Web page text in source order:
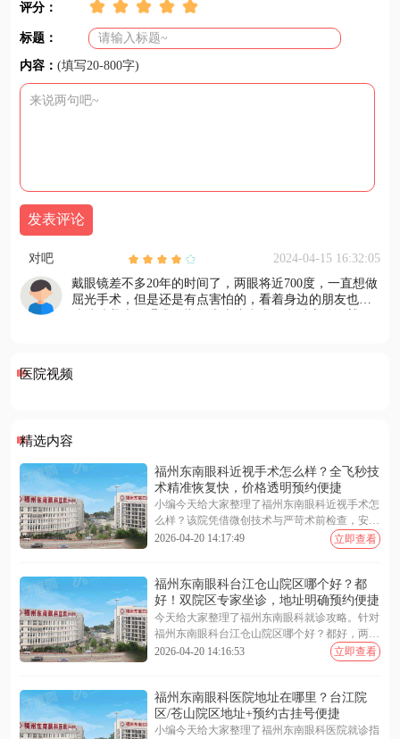
评分：
标题：
内容： (填写20-800字)
发表评论
对吧
2024-04-15 16:32:05
戴眼镜差不多20年的时间了，两眼将近700度，一直想做
屈光手术，但是还是有点害怕的，看着身边的朋友也陆
也会不断与我沟通，让我放心，刚做完手术虽然有水雾
术后也者提供了细致的护理服务，这里也要特别感谢德
次手术以及德视佳还是非常满意的，也推荐想要了解的
伙伴可以来德视佳~
便，挂号排队的时间很短，就诊效率会比公办医院更
高。医生也都是非常有水平的，会详细了解患者的情
况，提供建议，并给出治疗方案。总体来说，北京德视
佳眼科医院是一家非常值得信赖和推荐的眼科医院。
医院视频
精选内容
福州东南眼科近视手术怎么样？全飞秒技
术精准恢复快，价格透明预约便捷
小编今天给大家整理了福州东南眼科近视手术怎
么样？该院凭借微创技术与严苛术前检查，安全
靠谱。福州东南眼科近视手术价格表显示，全飞
秒 9800 元起、半飞秒 7800 元起，收费透明无隐
服、电话专线及现场登记，渠道便捷高效。无论
是技术优势、具体费用还是预约流程，文中均有
详尽解析。下面随小编一起来看看更多详细介绍
~
2026-04-20 14:17:49 立即查看
福州东南眼科台江仓山院区哪个好？都
好！双院区专家坐诊，地址明确预约便捷
今天给大家整理了福州东南眼科就诊攻略。针对
福州东南眼科台江仓山院区哪个好？都好，两院
区专家设备同质化管理。关于福州东南眼科医院
地址在哪里？台江院区地址在五一南路 193 号，
眼科医院预约挂号可通过在线客服、电话或现场
办理，提前锁定号源更省时。选择就近院区即可
享受同等优质医疗服务。下面一起来看看更多详
2026-04-20 14:16:53 立即查看
福州东南眼科医院地址在哪里？台江院
区/苍山院区地址+预约古挂号便捷
小编今天给大家整理了福州东南眼科医院就诊指